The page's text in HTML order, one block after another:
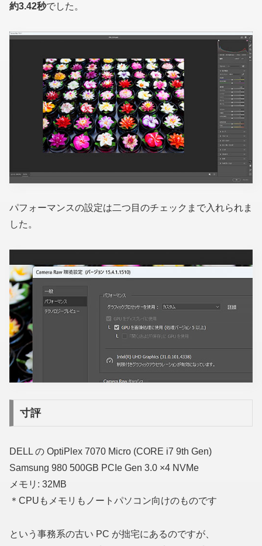
約3.42秒でした。
パフォーマンスの設定は二つ目のチェックまで入れられま
した。
寸評
DELL の OptiPlex 7070 Micro (CORE i7 9th Gen)
Samsung 980 500GB PCIe Gen 3.0 ×4 NVMe
メモリ: 32MB
＊CPUもメモリもノートパソコン向けのものです
という事務系の古い PC が拙宅にあるのですが、